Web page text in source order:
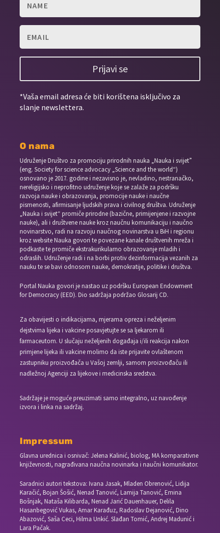
Prijavi se
*Vaša email adresa će biti korištena isključivo za
slanje newslettera.
O nama
Udruženje Društvo za promociju prirodnih nauka „Nauka i svijet”
(eng. Society for science advocacy „Science and the world“)
osnovano je 2017. godine i nezavisno je, nevladino, nestranačko,
nereligijsko i neprofitno udruženje koje se zalaže za podršku
razvoja nauke i obrazovanja, promocije nauke i naučne
pismenosti, afirmisanje ljudskih prava i civilnog društva. Udruženje
„Nauka i svijet“ promiče prirodne (bazične, primijenjene i razvojne
nauke), ali i društvene nauke kroz naučnu komunikaciju i naučno
novinarstvo, radi na razvoju naučnog novinarstva u BiH i regionu
kroz website Nauka govori te povezane kanale društvenih mreža i
podkaste te promiče ekstrakurikularno obrazovanje mladih i
odraslih. Udruženje radi i na borbi protiv dezinformacija vezanih za
nauku te se bavi odnosom nauke, demokratije, politike i društva.
Portal Nauka govori je nastao uz podršku European Endowment
for Democracy (EED). Dio sadržaja podržao Glosarij CD.
Za obavijesti o indikacijama, mjerama opreza i neželjenim
dejstvima lijeka i vakcine posavjetujte se sa ljekarom ili
farmaceutom. U slučaju neželjenih događaja i/ili reakcija nakon
primjene lijeka ili vakcine molimo da iste prijavite ovlaštenom
zastupniku proizvođača u Vašoj zemlji, samom proizvođaču ili
nadležnoj Agenciji za lijekove i medicinska sredstva.
Sadržaje je moguće preuzimati samo integralno, uz navođenje
izvora i linka na sadržaj.
Impressum
Glavna urednica i osnivač: Jelena Kalinić, biolog, MA komparativne
književnosti, nagrađivana naučna novinarka i naučni komunikator.
Saradnici autori tekstova: Ivana Jasak, Mladen Obrenović, Lidija
Karačić, Bojan Šošić, Nenad Tanović, Lamija Tanović, Emina
Bošnjak, Nataša Kilibarda, Nenad Jarić Dauenhauer, Delila
Hasanbegović Vukas, Amar Karađuz, Radoslav Dejanović, Dino
Abazović, Saša Ceci, Hilma Unkić. Slađan Tomić, Andrej Madunić i
Lara Pačak.